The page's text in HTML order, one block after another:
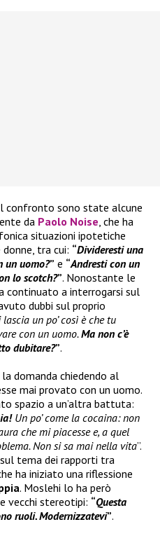
confronto sono state alcune
da Paolo Noise, che ha
situazioni ipotetiche
tra cui: “Divideresti una
un uomo?” e “Andresti con un
lo scotch?”. Nonostante le
continuato a interrogarsi sul
dubbi sul proprio
un po’ così è che tu
con un uomo.Ma non c’è
dubitare?”.
domanda chiedendo al
mai provato con un uomo.
spazio a un’altra battuta:
Un po’ come la cocaina: non
che mi piacesse e, a quel
Non si sa mai nella vita”.
tema dei rapporti tra
ha iniziato una riflessione
. Moslehi lo ha però
vecchi stereotipi: “Questa
ruoli. Modernizzatevi”.